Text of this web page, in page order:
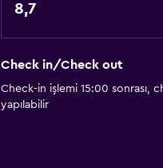
Şampuan
Vücut sabunu
Çöp kutusu
8,7
Check in/Check out
Check-in işlemi 15:00 sonrası,
yapılabilir